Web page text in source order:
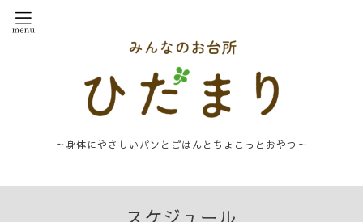
～身体にやさしいパンとごはんとちょこっとおやつ～
スケジュール